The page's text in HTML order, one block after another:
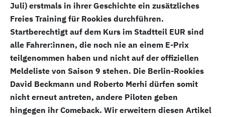
Juli) erstmals in ihrer Geschichte ein zusätzliches
Freies Training für Rookies durchführen.
Startberechtigt auf dem Kurs im Stadtteil EUR sind
alle Fahrer:innen, die noch nie an einem E-Prix
teilgenommen haben und nicht auf der offiziellen
Meldeliste von Saison 9 stehen. Die Berlin-Rookies
David Beckmann und Roberto Merhi dürfen somit
nicht erneut antreten, andere Piloten geben
hingegen ihr Comeback. Wir erweitern diesen Artikel